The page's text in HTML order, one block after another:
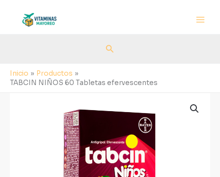
contenido
Buscar
Inicio
Productos
TABCIN NIÑOS 60 Tabletas efervescentes